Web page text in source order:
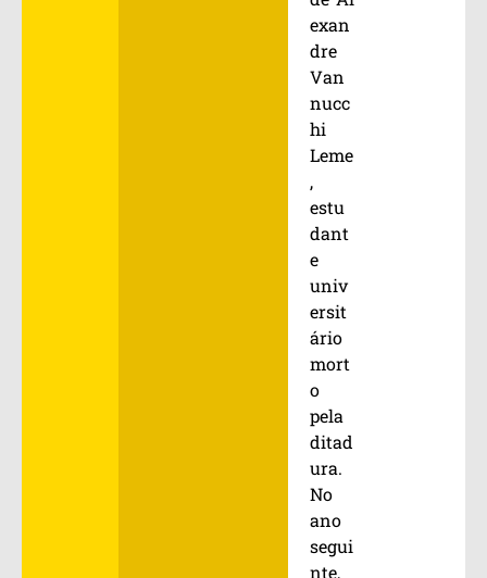
exan
dre
Van
nucc
hi
Leme
,
estu
dant
e
univ
ersit
ário
mort
o
pela
ditad
ura.
No
ano
segui
nte,